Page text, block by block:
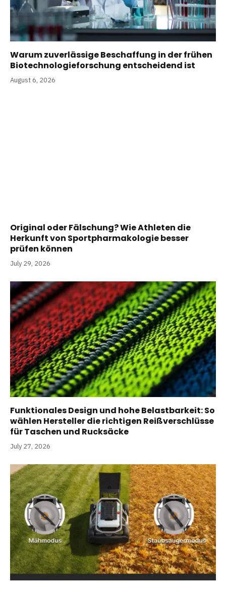
Warum zuverlässige Beschaffung in der frühen
Biotechnologieforschung entscheidend ist
August 6, 2026
Original oder Fälschung? Wie Athleten die
Herkunft von Sportpharmakologie besser
prüfen können
July 29, 2026
Funktionales Design und hohe Belastbarkeit: So
wählen Hersteller die richtigen Reißverschlüsse
für Taschen und Rucksäcke
July 27, 2026